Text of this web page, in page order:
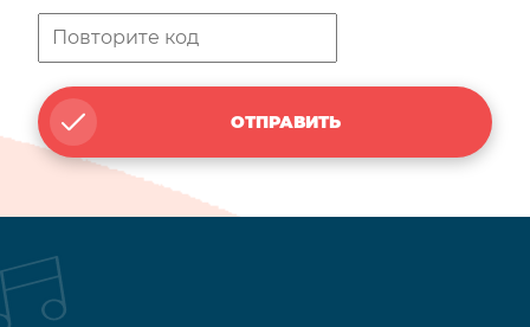
ОТПРАВИТЬ